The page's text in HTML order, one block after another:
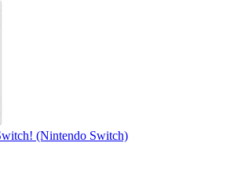
(Nintendo Switch)